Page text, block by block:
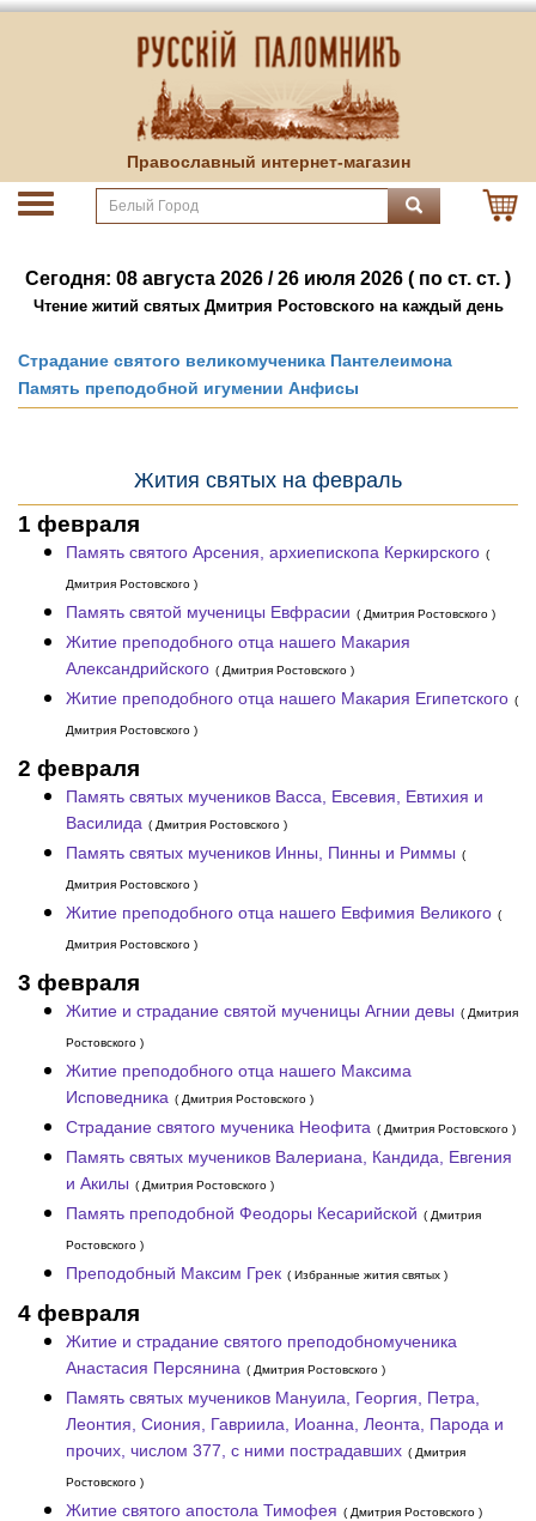
Православный интернет-магазин
Сегодня: 08 августа 2026 / 26 июля 2026 ( по ст. ст. )
Чтение житий святых Дмитрия Ростовского на каждый день
Страдание святого великомученика Пантелеимона
Память преподобной игумении Анфисы
Жития святых на февраль
1 февраля
Память святого Арсения, архиепископа Керкирского (
Дмитрия Ростовского )
Память святой мученицы Евфрасии ( Дмитрия Ростовского )
Житие преподобного отца нашего Макария
Александрийского ( Дмитрия Ростовского )
Житие преподобного отца нашего Макария Египетского (
Дмитрия Ростовского )
2 февраля
Память святых мучеников Васса, Евсевия, Евтихия и
Василида ( Дмитрия Ростовского )
Память святых мучеников Инны, Пинны и Риммы (
Дмитрия Ростовского )
Житие преподобного отца нашего Евфимия Великого (
Дмитрия Ростовского )
3 февраля
Житие и страдание святой мученицы Агнии девы ( Дмитрия
Ростовского )
Житие преподобного отца нашего Максима
Исповедника ( Дмитрия Ростовского )
Страдание святого мученика Неофита ( Дмитрия Ростовского )
Память святых мучеников Валериана, Кандида, Евгения
и Акилы ( Дмитрия Ростовского )
Память преподобной Феодоры Кесарийской ( Дмитрия
Ростовского )
Преподобный Максим Грек ( Избранные жития святых )
4 февраля
Житие и страдание святого преподобномученика
Анастасия Персянина ( Дмитрия Ростовского )
Память святых мучеников Мануила, Георгия, Петра,
Леонтия, Сиония, Гавриила, Иоанна, Леонта, Парода и
прочих, числом 377, с ними пострадавших ( Дмитрия
Ростовского )
Житие святого апостола Тимофея ( Дмитрия Ростовского )